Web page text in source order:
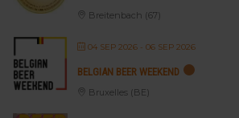
Breitenbach (67)
04 SEP 2026 - 06 SEP 2026
BELGIAN BEER WEEKEND
Bruxelles (BE)